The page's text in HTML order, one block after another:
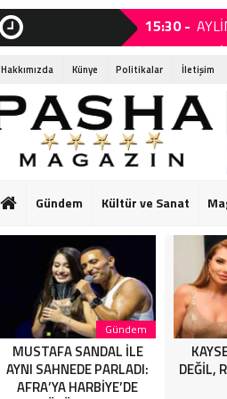
15:30 -
15:25 -
15:05 -
14:15 -
14:15 -
01:55 -
01:50 -
HARBİYE’DE
01:25 -
ASSOLİST
Hakkımızda Künye Politikalar İletişim
Gündem Kültür ve Sanat
Gündem
MUSTAFA SANDAL İLE
AYNI SAHNEDE PARLADI:
AFRA’YA HARBİYE’DE
DEĞİL,